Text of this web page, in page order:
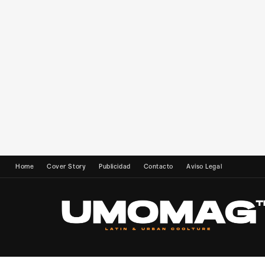
Home Cover Story Publicidad Contacto Aviso Legal